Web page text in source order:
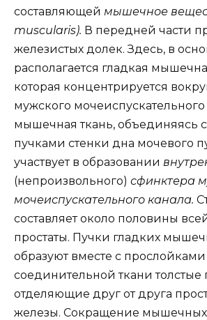
составляющей мышечное
muscularis). В передней части
железистых долек. Здесь, в
располагается гладкая
которая концентрируется
мужского мочеиспускательного
мышечная ткань,
пучками стенки дна мочевого
участвует в образовании
(непроизвольного) сфинктера
мочеиспускательного канала.
составляет около половины
простаты. Пучки гладких
образуют вместе с прослойками
соединительной ткани толстые
отделяющие друг от друга
железы. Сокращение мышечных